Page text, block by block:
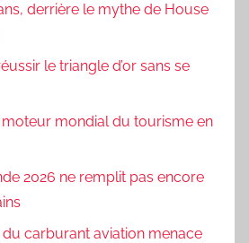
derrière le mythe de House
le triangle d’or sans se
moteur mondial du tourisme en
2026 ne remplit pas encore
carburant aviation menace